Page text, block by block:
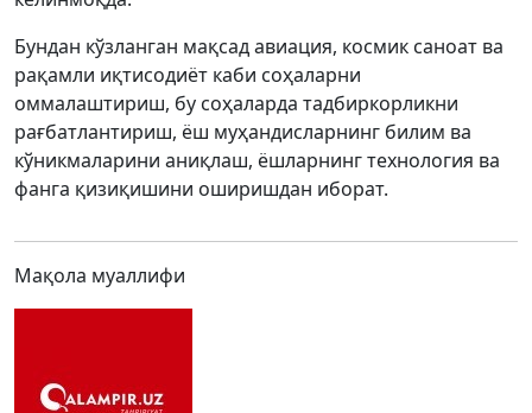
Бундан кўзланган мақсад авиация, космик саноат ва
рақамли иқтисодиёт каби соҳаларни
оммалаштириш, бу соҳаларда тадбиркорликни
рағбатлантириш, ёш муҳандисларнинг билим ва
кўникмаларини аниқлаш, ёшларнинг технология ва
фанга қизиқишини оширишдан иборат.
Мақола муаллифи